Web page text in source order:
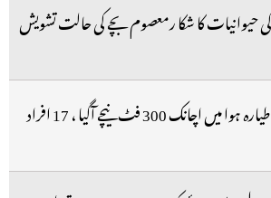
حیوانیات کا شکا رمعصوم بچے کی حالت تشویش
ایئر انڈیا کا طیارہ ہوا میں اچانک 300 فٹ نیچے آگیا ، 17 افراد